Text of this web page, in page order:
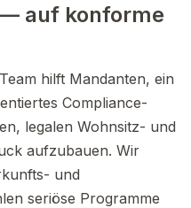
auf konforme
hilft Mandanten, ein
Compliance-
legalen Wohnsitz- und
aufzubauen. Wir
und
seriöse Programme